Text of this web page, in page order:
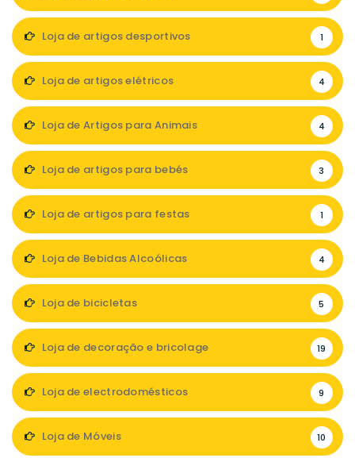
Loja de artigos desportivos 1
Loja de artigos elétricos 4
Loja de Artigos para Animais 4
Loja de artigos para bebés 3
Loja de artigos para festas 1
Loja de Bebidas Alcoólicas 4
Loja de bicicletas 5
Loja de decoração e bricolage 19
Loja de electrodomésticos 9
Loja de Móveis 10